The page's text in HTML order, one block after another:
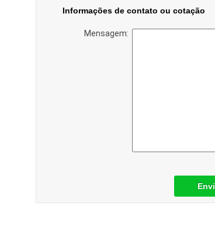
Informações de contato ou cotação
Mensagem: